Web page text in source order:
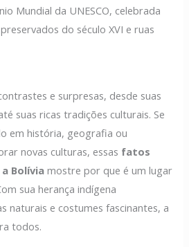
Mundial da UNESCO, celebrada
do século XVI e ruas
e surpresas, desde suas
suas ricas tradições culturais. Se
em história, geografia ou
novas culturas, essas fatos
Bolíviamostre por que é um lugar
sua herança indígena
naturais e costumes fascinantes, a
todos.